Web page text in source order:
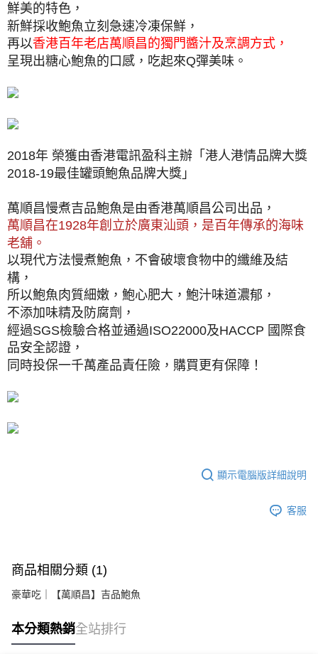
鮮美的特色，
新鮮採收鮑魚立刻急速冷凍保鮮，
再以香港百年老店萬順昌的獨門醬汁及烹調方式，
呈現出糖心鮑魚的口感，吃起來Q彈美味。
2018年 榮獲由香港電訊盈科主辦「港人港情品牌大獎
2018-19最佳罐頭鮑魚品牌大獎」
萬順昌慢煮吉品鮑魚是由香港萬順昌公司出品，
萬順昌在1928年創立於廣東汕頭，是百年傳承的海味
老舖。
以現代方法慢煮鮑魚，不會破壞食物中的纖維及結
構，
所以鮑魚肉質細嫩，鮑心肥大，鮑汁味道濃郁，
不添加味精及防腐劑，
經過SGS檢驗合格並通過ISO22000及HACCP 國際食
品安全認證，
同時投保一千萬產品責任險，購買更有保障！
顯示電腦版詳細說明
客服
商品相關分類 (1)
豪華吃｜【萬順昌】吉品鮑魚
本分類熱銷全站排行